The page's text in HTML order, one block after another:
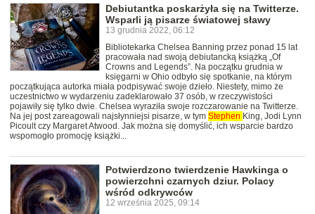
Debiutantka poskarżyła się na Twitterze.
Wsparli ją pisarze światowej sławy
13 grudnia 2022, 06:12
Bibliotekarka Chelsea Banning przez ponad 15 lat
pracowała nad swoją debiutancką książką „Of
Crowns and Legends”. Na początku grudnia w
księgarni w Ohio odbyło się spotkanie, na którym
początkująca autorka miała podpisywać swoje dzieło. Niestety, mimo że
uczestnictwo w wydarzeniu zadeklarowało 37 osób, w rzeczywistości
pojawiły się tylko dwie. Chelsea wyraziła swoje rozczarowanie na Twitterze.
Na jej post zareagowali najsłynniejsi pisarze, w tym Stephen King, Jodi Lynn
Picoult czy Margaret Atwood. Jak można się domyślić, ich wsparcie bardzo
wspomogło promocję książki...
Potwierdzono twierdzenie Hawkinga o
powierzchni czarnych dziur. Polacy
wśród odkrywców
12 września 2025, 09:14